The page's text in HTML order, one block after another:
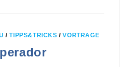
/TIPPS&TRICKS /VORTRÄGE